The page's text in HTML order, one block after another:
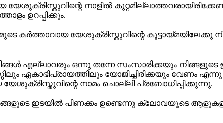
യേശുക്രിസ്തുവിന്റെ നാളിൽ
ഉറപ്പിക്കും.
കർത്താവായ യേശുക്രിസ്തുവിന്റെ കൂട്ടായ്മയിലേക്കു
എല്ലാവരും ഒന്നു തന്നേ സംസാരിക്കയും നിങ്ങളുടെ
ഏകാഭിപ്രായത്തിലും യോജിച്ചിരിക്കയും വേണം
നാമം ചൊല്ലി പ്രബോധിപ്പിക്കുന്നു.
ഇടയിൽ പിണക്കം ഉണ്ടെന്നു ക്ലോവയുടെ